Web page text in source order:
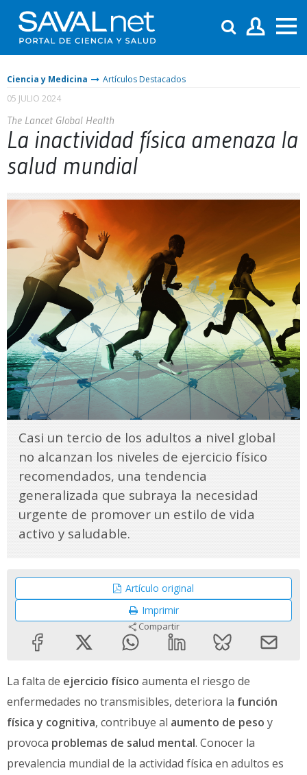
Ciencia y Medicina
Artículos Destacados
05 JULIO 2024
The Lancet Global Health
La inactividad física amenaza la
salud mundial
Casi un tercio de los adultos a nivel global
no alcanzan los niveles de ejercicio físico
recomendados, una tendencia
generalizada que subraya la necesidad
urgente de promover un estilo de vida
activo y saludable.
Artículo original
Imprimir
Compartir
La falta de ejercicio físico aumenta el riesgo de
enfermedades no transmisibles, deteriora la función
física y cognitiva, contribuye al aumento de peso y
provoca problemas de salud mental. Conocer la
prevalencia mundial de la actividad física en adultos es